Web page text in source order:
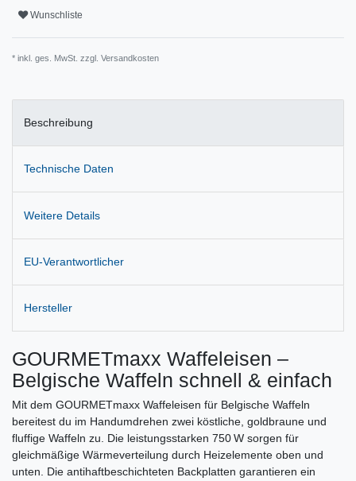
Wunschliste
* inkl. ges. MwSt. zzgl. Versandkosten
Beschreibung
Technische Daten
Weitere Details
EU-Verantwortlicher
Hersteller
GOURMETmaxx Waffeleisen –
Belgische Waffeln schnell & einfach
Mit dem GOURMETmaxx Waffeleisen für Belgische Waffeln
bereitest du im Handumdrehen zwei köstliche, goldbraune und
fluffige Waffeln zu. Die leistungsstarken 750 W sorgen für
gleichmäßige Wärmeverteilung durch Heizelemente oben und
unten. Die antihaftbeschichteten Backplatten garantieren ein